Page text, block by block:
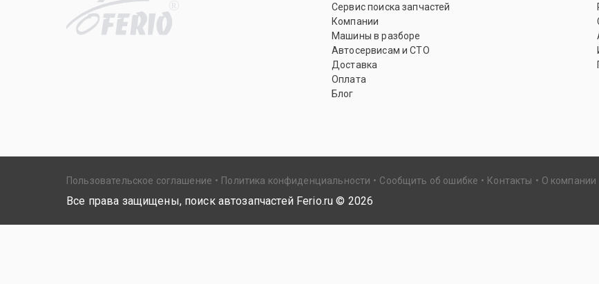
R
Сервис поиска запчастей
Компании
Машины в разборе
Автосервисам и СТО
Доставка
Оплата
Блог
Пользовательское соглашение Политика конфиденциальности Сообщить об ошибке Контакты О компании
Все права защищены, поиск автозапчастей Ferio.ru © 2026